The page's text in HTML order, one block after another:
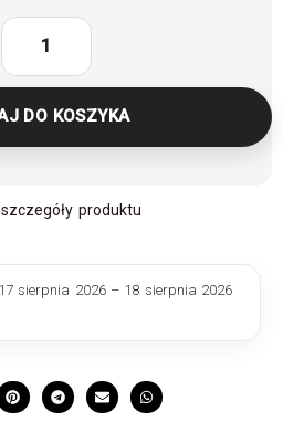
DO KOSZYKA
produktu
17 sierpnia 2026 – 18 sierpnia 2026